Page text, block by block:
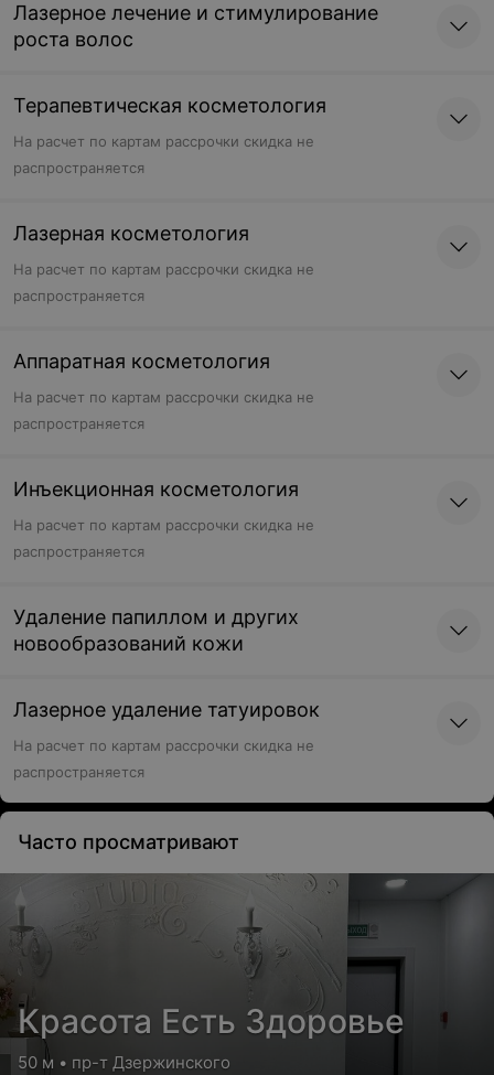
Записаться
SMAS-лифтинг шеи и
Возможна оплата картами
рассрочки
Записаться
SMAS-лифтинг лица,
Возможна оплата картами
SMAS-лифтинг лица,
Возможна оплата картами
рассрочки
Цена по запросу
Лазерное лечение и стимулирование
роста волос
Терапевтическая косметология
На расчет по картам рассрочки скидка не
распространяется
Лазерная косметология
На расчет по картам рассрочки скидка не
распространяется
Аппаратная косметология
На расчет по картам рассрочки скидка не
распространяется
Инъекционная косметология
На расчет по картам рассрочки скидка не
распространяется
Удаление папиллом и других
новообразований кожи
Лазерное удаление татуировок
На расчет по картам рассрочки скидка не
распространяется
Часто просматривают
Красота Есть Здоровье
50 м • пр-т Дзержинского